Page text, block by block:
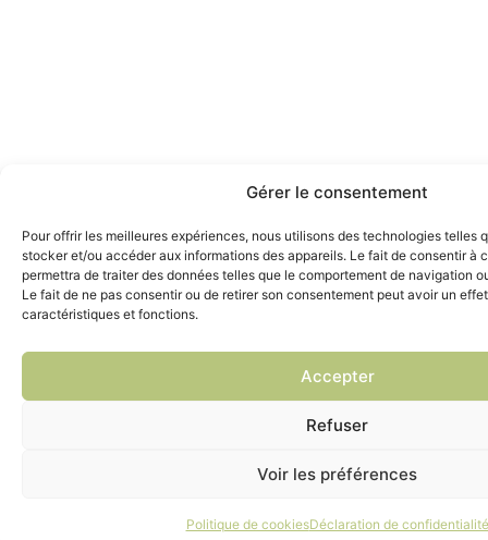
Gérer le consentement
Pour offrir les meilleures expériences, nous utilisons des technologies telles
stocker et/ou accéder aux informations des appareils. Le fait de consentir à
permettra de traiter des données telles que le comportement de navigation
Le fait de ne pas consentir ou de retirer son consentement peut avoir un
caractéristiques et fonctions.
Accepter
Refuser
Voir les préférences
Politique de cookiesDéclaration de confidentialité